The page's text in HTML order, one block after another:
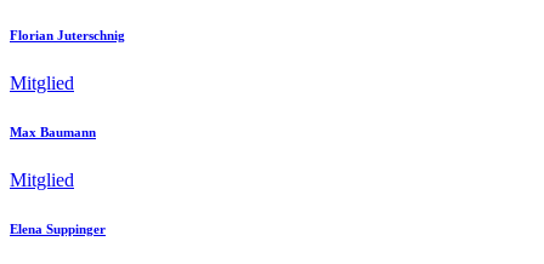
Florian Juterschnig
Mitglied
Max Baumann
Mitglied
Elena Suppinger